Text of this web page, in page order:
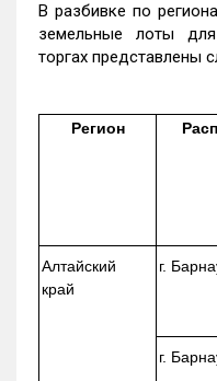
В разбивке по
земельные лоты
торгах представлены
Регион
Алтайский
край
г.
г.